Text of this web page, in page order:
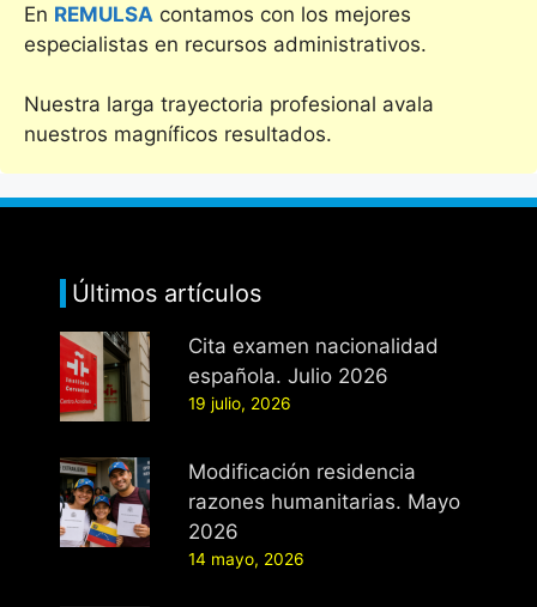
En REMULSA contamos con los mejores
especialistas en recursos administrativos.
Nuestra larga trayectoria profesional avala
nuestros magníficos resultados.
Últimos artículos
Cita examen nacionalidad
española. Julio 2026
19 julio, 2026
Modificación residencia
razones humanitarias. Mayo
2026
14 mayo, 2026